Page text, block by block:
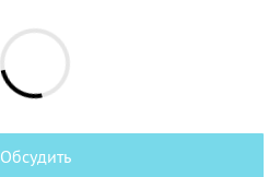
Обсудить